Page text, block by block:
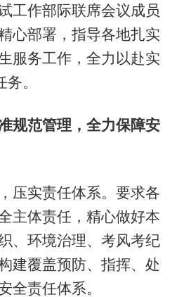
工作部际联席会议成员
心部署，指导各地扎实
服务工作，全力以赴实
。
规范管理，全力保障安
实责任体系。要求各
主体责任，精心做好本
、环境治理、考风考纪
建覆盖预防、指挥、处
全责任体系。